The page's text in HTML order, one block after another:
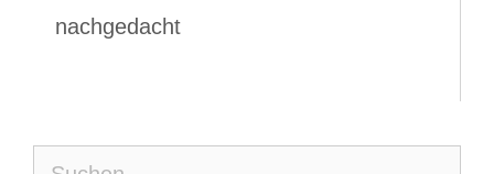
nachgedacht